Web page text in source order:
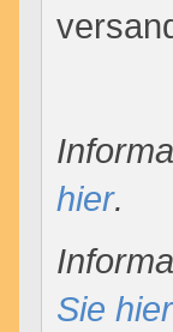
hier.
Sie hier